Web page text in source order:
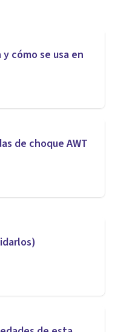
cómo se usa en
de choque AWT
de